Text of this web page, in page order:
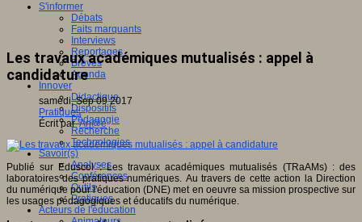
S'informer
Débats
Faits marquants
Interviews
Reportages
Brèves
Agenda
Innover
Didactique
Dispositifs
Pédagogie
Recherche
Technologies
Savoir(s)
Analyses
Conférences
Outils
Pratiques
Acteurs de l'éducation
Les travaux académiques mutualisés : appel à
candidature
samedi, Sep 09 2017
Pratiques
Écrit parAn@é
Publié sur Eduscol : Les travaux académiques mutualisés (TRaAMs) : des
laboratoires des pratiques numériques. Au travers de cette action la Direction
du numérique pour l'éducation (DNE) met en oeuvre sa mission prospective sur
les usages pédagogiques et éducatifs du numérique.